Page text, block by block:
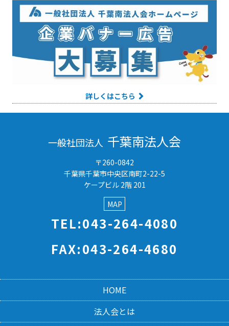
詳しくはこちら
一般社団法人 千葉南法人会
〒260-0842
千葉県千葉市中央区南町2-22-5
ケープビル 2階 201
MAP
TEL:043-264-4080
FAX:043-264-4680
HOME
法人会とは